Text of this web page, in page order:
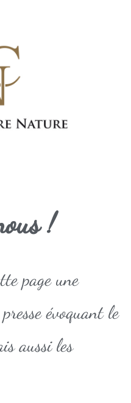
!
page une
évoquant le
aussi les